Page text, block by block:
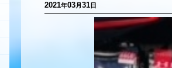
2021年03月31日